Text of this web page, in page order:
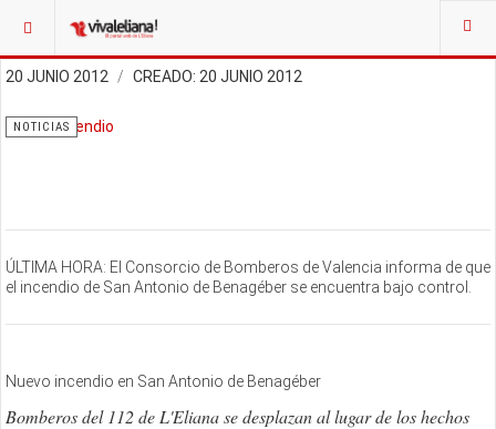
20 JUNIO 2012 CREADO: 20 JUNIO 2012
NOTICIAS
ÚLTIMA HORA: El Consorcio de Bomberos de Valencia informa de que
el incendio de San Antonio de Benagéber se encuentra bajo control.
Nuevo incendio en San Antonio de Benagéber
Bomberos del 112 de L'Eliana se desplazan al lugar de los hechos